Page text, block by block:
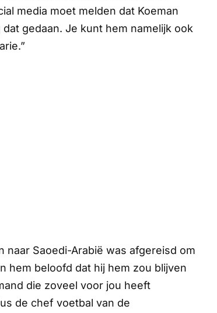
media moet melden dat Koeman
gedaan. Je kunt hem namelijk ook
naar Saoedi-Arabië was afgereisd om
hem beloofd dat hij hem zou blijven
die zoveel voor jou heeft
de chef voetbal van de